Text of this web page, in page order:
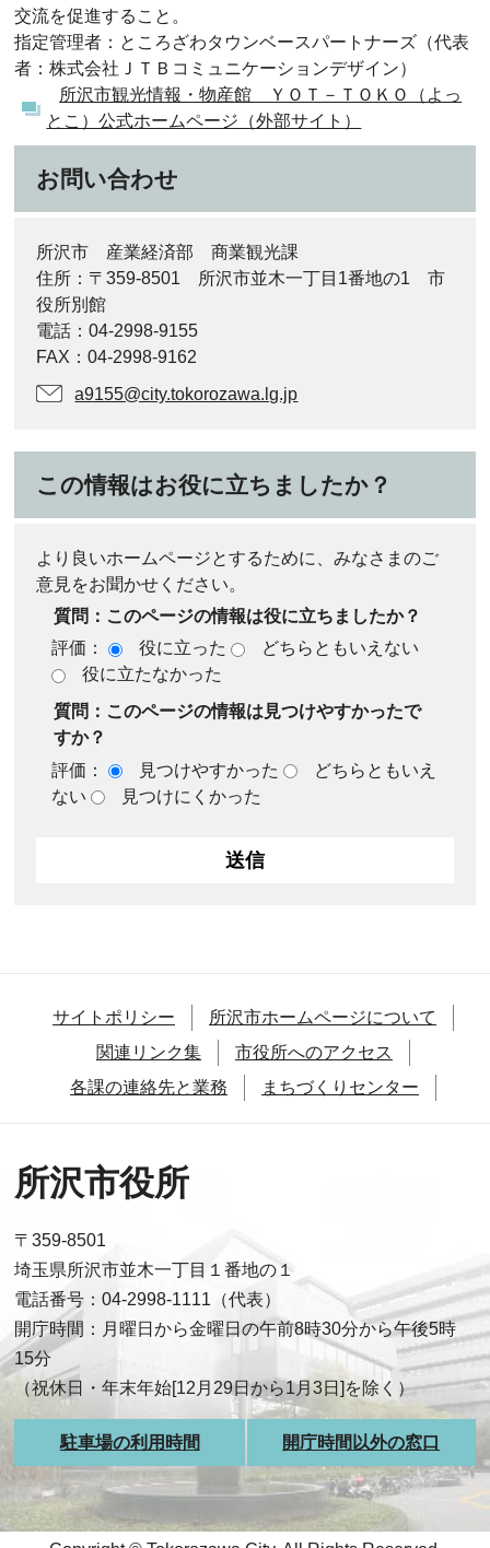
交流を促進すること。
指定管理者：ところざわタウンベースパートナーズ（代表
者：株式会社ＪＴＢコミュニケーションデザイン）
所沢市観光情報・物産館 ＹＯＴ－ＴＯＫＯ（よっ
とこ）公式ホームページ（外部サイト）
お問い合わせ
所沢市 産業経済部 商業観光課
住所：〒359-8501 所沢市並木一丁目1番地の1 市
役所別館
電話：04-2998-9155
FAX：04-2998-9162
a9155@city.tokorozawa.lg.jp
この情報はお役に立ちましたか？
より良いホームページとするために、みなさまのご
意見をお聞かせください。
質問：このページの情報は役に立ちましたか？
評価：
役に立った
どちらともいえない
役に立たなかった
質問：このページの情報は見つけやすかったで
すか？
評価：
見つけやすかった
どちらともいえ
ない
見つけにくかった
サイトポリシー
所沢市ホームページについて
関連リンク集
市役所へのアクセス
各課の連絡先と業務
まちづくりセンター
所沢市役所
〒359-8501
埼玉県所沢市並木一丁目１番地の１
電話番号：04-2998-1111（代表）
開庁時間：月曜日から金曜日の午前8時30分から午後5時
15分
（祝休日・年末年始[12月29日から1月3日]を除く）
駐車場の利用時間 開庁時間以外の窓口